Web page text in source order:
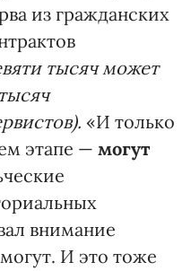
из гражданских
тысяч может
«И только
этапе — могут
внимание
И это тоже